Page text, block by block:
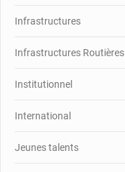
Infrastructures
Infrastructures Routières
Institutionnel
International
Jeunes talents